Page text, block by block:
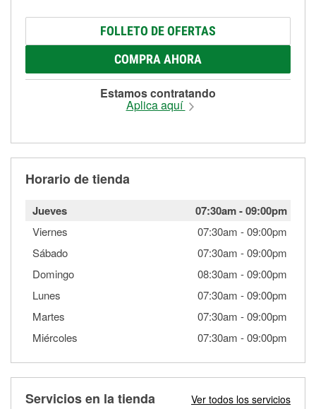
FOLLETO DE OFERTAS
COMPRA AHORA
Estamos contratando
Aplica aquí
Horario de tienda
Jueves 07:30am-09:00pm
Viernes 07:30am -09:00pm
Sábado
07:30am -09:00pm
Domingo
08:30am -09:00pm
Lunes
07:30am -09:00pm
Martes
07:30am -09:00pm
Miércoles
07:30am -09:00pm
Servicios en la tienda Ver todos los servicios